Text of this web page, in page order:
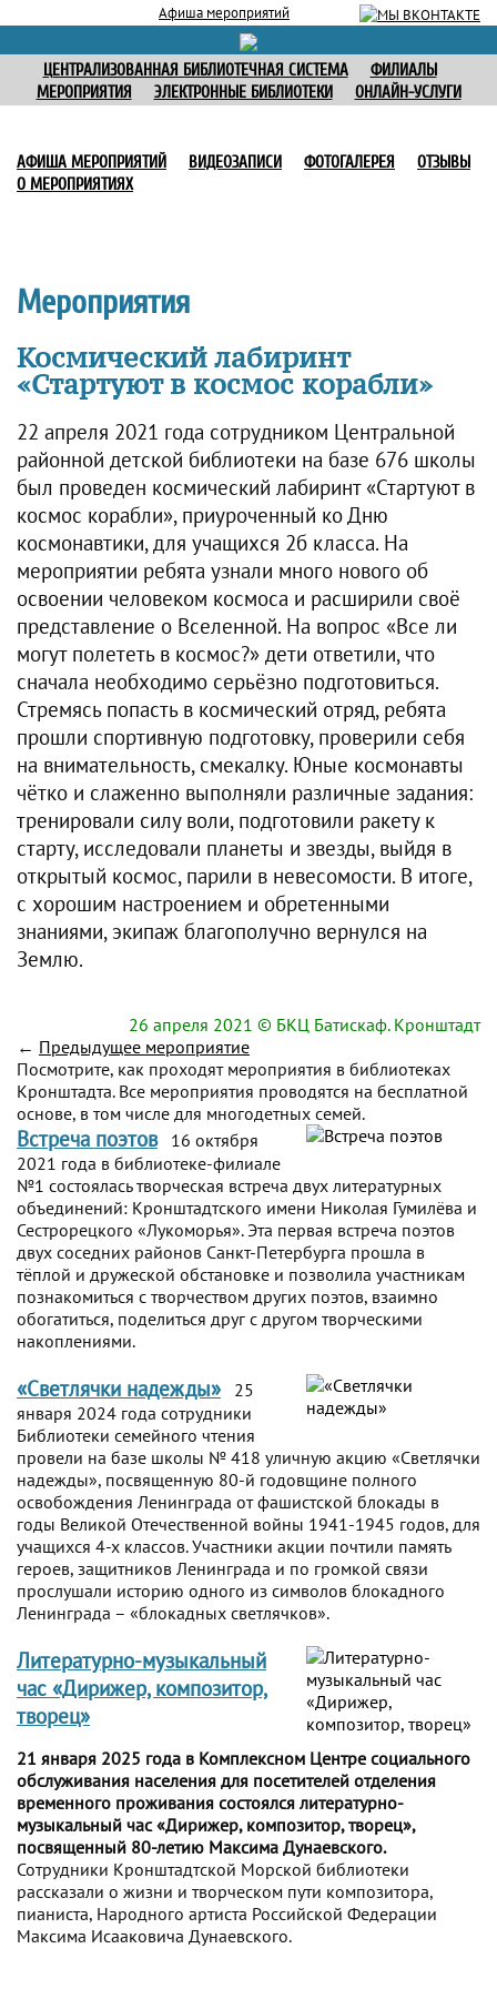
Афиша мероприятий
ЦЕНТРАЛИЗОВАННАЯ БИБЛИОТЕЧНАЯ СИСТЕМА
ФИЛИАЛЫ
МЕРОПРИЯТИЯ
ЭЛЕКТРОННЫЕ БИБЛИОТЕКИ ОНЛАЙН-УСЛУГИ
АФИША МЕРОПРИЯТИЙ ВИДЕОЗАПИСИ ФОТОГАЛЕРЕЯ
ОТЗЫВЫ
О МЕРОПРИЯТИЯХ
Мероприятия
Космический лабиринт
«Стартуют в космос корабли»
22 апреля 2021 года сотрудником Центральной
районной детской библиотеки на базе 676 школы
был проведен космический лабиринт «Стартуют в
космос корабли», приуроченный ко Дню
космонавтики, для учащихся 2б класса. На
мероприятии ребята узнали много нового об
освоении человеком космоса и расширили своё
представление о Вселенной. На вопрос «Все ли
могут полететь в космос?» дети ответили, что
сначала необходимо серьёзно подготовиться.
Стремясь попасть в космический отряд, ребята
прошли спортивную подготовку, проверили себя
на внимательность, смекалку. Юные космонавты
чётко и слаженно выполняли различные задания:
тренировали силу воли, подготовили ракету к
старту, исследовали планеты и звезды, выйдя в
открытый космос, парили в невесомости. В итоге,
с хорошим настроением и обретенными
знаниями, экипаж благополучно вернулся на
Землю.
26 апреля 2021 © БКЦ Батискаф. Кронштадт
← Предыдущее мероприятие
Посмотрите, как проходят мероприятия в библиотеках
Кронштадта. Все мероприятия проводятся на бесплатной
основе, в том числе для многодетных семей.
Встреча поэтов
16 октября
2021 года в библиотеке-филиале
№1 состоялась творческая встреча двух литературных
объединений: Кронштадтского имени Николая Гумилёва и
Сестрорецкого «Лукоморья». Эта первая встреча поэтов
двух соседних районов Санкт-Петербурга прошла в
тёплой и дружеской обстановке и позволила участникам
познакомиться с творчеством других поэтов, взаимно
обогатиться, поделиться друг с другом творческими
накоплениями.
«Светлячки надежды»
25
января 2024 года сотрудники
Библиотеки семейного чтения
провели на базе школы № 418 уличную акцию «Светлячки
надежды», посвященную 80-й годовщине полного
освобождения Ленинграда от фашистской блокады в
годы Великой Отечественной войны 1941-1945 годов, для
учащихся 4-х классов. Участники акции почтили память
героев, защитников Ленинграда и по громкой связи
прослушали историю одного из символов блокадного
Ленинграда – «блокадных светлячков».
Литературно-музыкальный
час «Дирижер, композитор,
творец»
21 января 2025 года в Комплексном Центре социального
обслуживания населения для посетителей отделения
временного проживания состоялся литературно-
музыкальный час «Дирижер, композитор, творец»,
посвященный 80-летию Максима Дунаевского.
Сотрудники Кронштадтской Морской библиотеки
рассказали о жизни и творческом пути композитора,
пианиста, Народного артиста Российской Федерации
Максима Исааковича Дунаевского.